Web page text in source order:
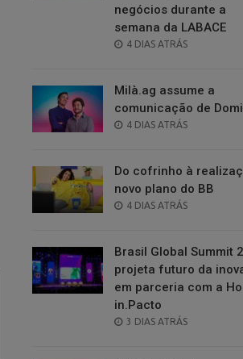
negócios durante a
semana da LABACE
POSTED
4 DIAS ATRÁS
Milà.ag assume a
comunicação de
POSTED
4 DIAS ATRÁS
Do cofrinho à
novo plano do BB
POSTED
4 DIAS ATRÁS
Brasil Global Summit
projeta futuro da
em parceria com a
in.Pacto
POSTED
3 DIAS ATRÁS